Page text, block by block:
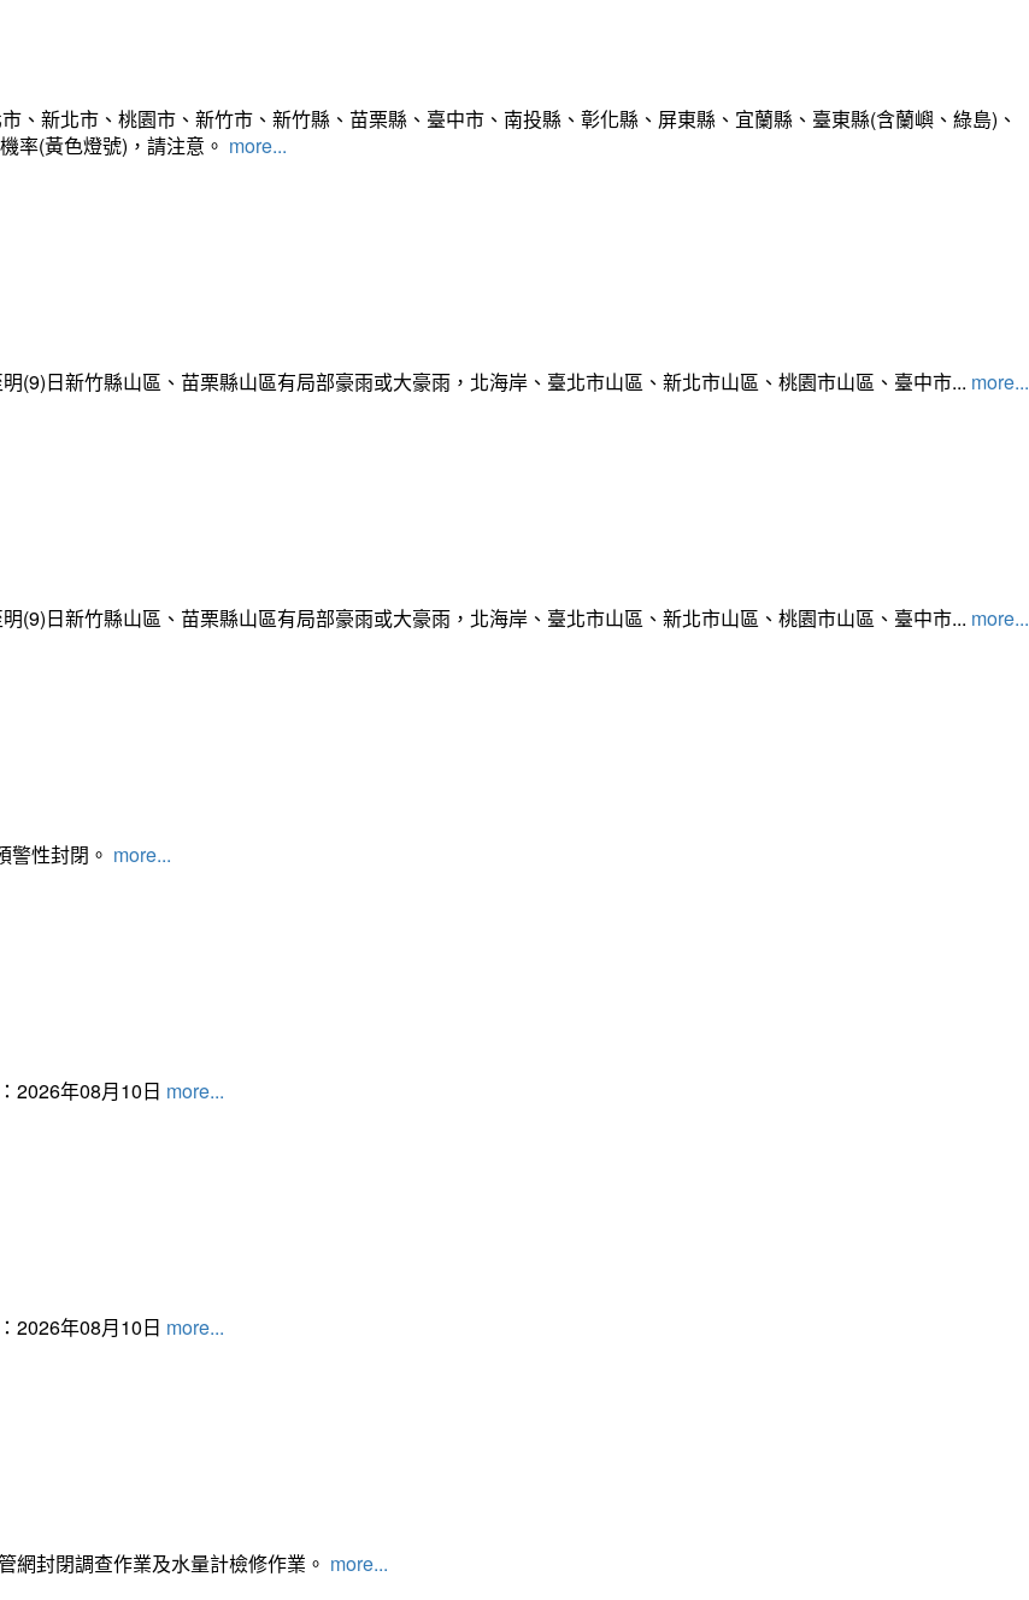
、新北市、桃園市、新竹市、新竹縣、苗栗縣、臺中市、南投縣、彰化縣、屏東縣、宜蘭縣、臺東縣(含蘭嶼、綠島)、
率(黃色燈號)，請注意。 more...
(9)日新竹縣山區、苗栗縣山區有局部豪雨或大豪雨，北海岸、臺北市山區、新北市山區、桃園市山區、臺中市... more...
(9)日新竹縣山區、苗栗縣山區有局部豪雨或大豪雨，北海岸、臺北市山區、新北市山區、桃園市山區、臺中市... more...
警性封閉。 more...
2026年08月10日 more...
2026年08月10日 more...
網封閉調查作業及水量計檢修作業。 more...